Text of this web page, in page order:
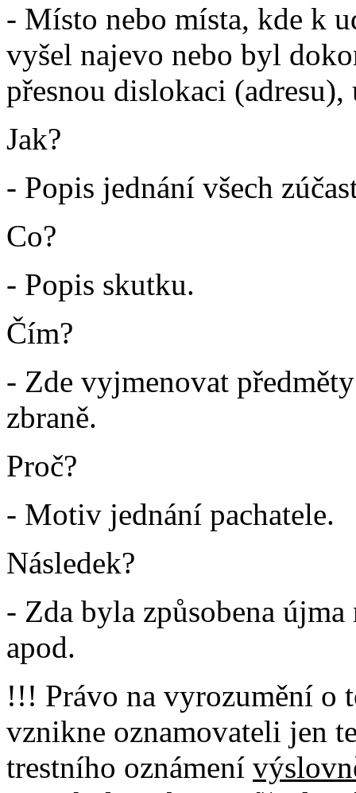
- Místo nebo místa, kde k
vyšel najevo nebo byl
přesnou dislokaci
Jak?
- Popis jednání všech
Co?
- Popis skutku.
Čím?
- Zde vyjmenovat
zbraně.
Proč?
- Motiv jednání pachatele.
Následek?
- Zda byla způsobena
apod.
!!! Právo na vyrozumění o
vznikne oznamovateli jen
trestního oznámení